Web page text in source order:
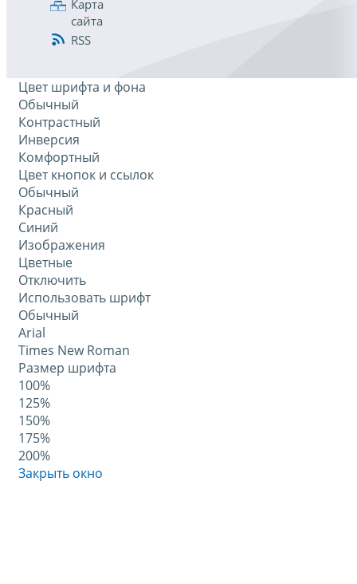
Карта
сайта
RSS
Цвет шрифта и фона
Обычный
Контрастный
Инверсия
Комфортный
Цвет кнопок и ссылок
Обычный
Красный
Синий
Изображения
Цветные
Отключить
Использовать шрифт
Обычный
Arial
Times New Roman
Размер шрифта
100%
125%
150%
175%
200%
Закрыть окно